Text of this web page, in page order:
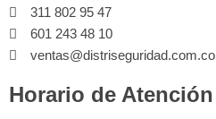
311 802 95 47
601 243 48 10
ventas@distriseguridad.com.co
Horario de Atención